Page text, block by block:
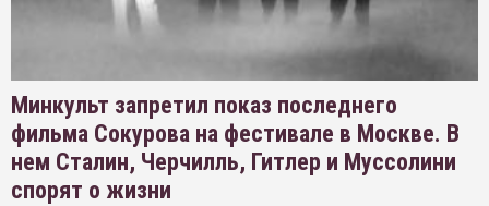
Минкульт запретил показ последнего
фильма Сокурова на фестивале в Москве. В
нем Сталин, Черчилль, Гитлер и Муссолини
спорят о жизни